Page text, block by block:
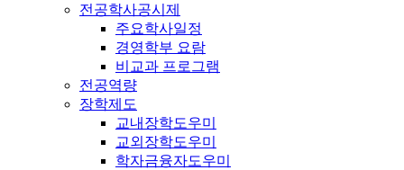
전공학사공시제
주요학사일정
경영학부 요람
비교과 프로그램
전공역량
장학제도
교내장학도우미
교외장학도우미
학자금융자도우미